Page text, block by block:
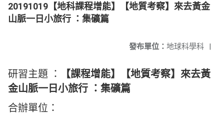
20191019【地科課程增能】【地質考察】來去黃金
山脈一日小旅行 ：集礦篇
發布單位： 地球科學科 |
研習主題 ：
【課程增能】【地質考察】來去黃
金山脈一日小旅行 ：集礦篇
合辦單位：